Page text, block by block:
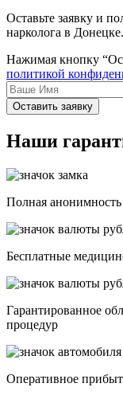
Оставьте заявку и
нарколога в Донецке.
Нажимая кнопку
политикой
Оставить заявку
Наши
Полная
Бесплатные
Гарантированное
процедур
Опеpативное